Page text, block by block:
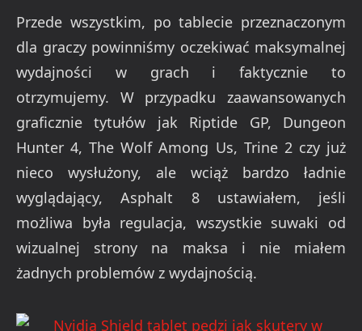
Przede wszystkim, po tablecie przeznaczonym
dla graczy powinniśmy oczekiwać maksymalnej
wydajności w grach i faktycznie to
otrzymujemy. W przypadku zaawansowanych
graficznie tytułów jak Riptide GP, Dungeon
Hunter 4, The Wolf Among Us, Trine 2 czy już
nieco wysłużony, ale wciąż bardzo ładnie
wyglądający, Asphalt 8 ustawiałem, jeśli
możliwa była regulacja, wszystkie suwaki od
wizualnej strony na maksa i nie miałem
żadnych problemów z wydajnością.